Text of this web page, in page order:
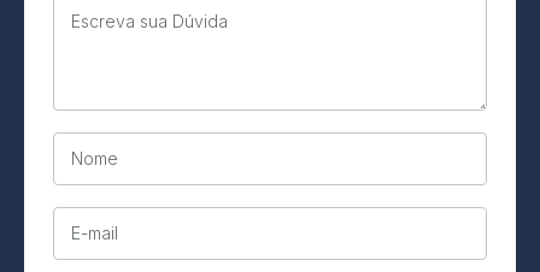
Escreva sua Dúvida
Nome
E-mail